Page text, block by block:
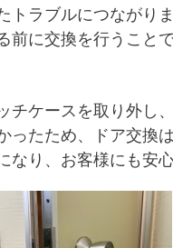
トラブルにつながりま
前に交換を行うこと
チケースを取り外し
ったため、ドア交換
なり、お客様にも安